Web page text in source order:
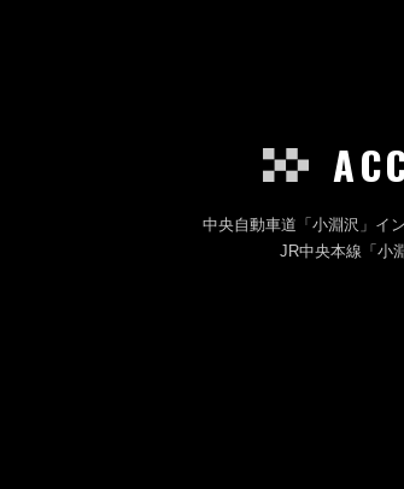
中央自動車道「小淵沢」イ
JR中央本線「小